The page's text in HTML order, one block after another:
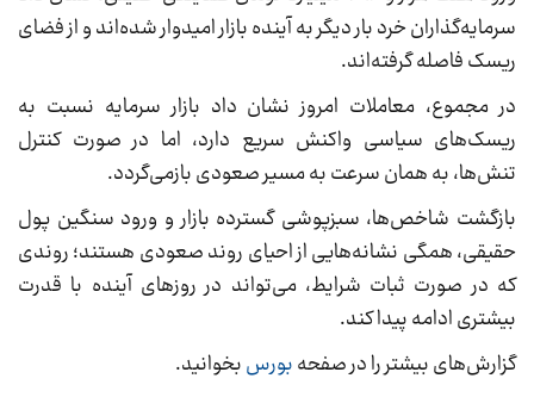
سرمایه‌گذاران خرد بار دیگر به آینده بازار امیدوار شده‌اند و از فضای
ریسک فاصله گرفته‌اند.
در مجموع، معاملات امروز نشان داد بازار سرمایه نسبت به
ریسک‌های سیاسی واکنش سریع دارد، اما در صورت کنترل
تنش‌ها، به همان سرعت به مسیر صعودی بازمی‌گردد.
بازگشت شاخص‌ها، سبزپوشی گسترده بازار و ورود سنگین پول
حقیقی، همگی نشانه‌هایی از احیای روند صعودی هستند؛ روندی
که در صورت ثبات شرایط، می‌تواند در روزهای آینده با قدرت
بیشتری ادامه پیدا کند.
گزارش‌های بیشتر را در صفحهبورسبخوانید.